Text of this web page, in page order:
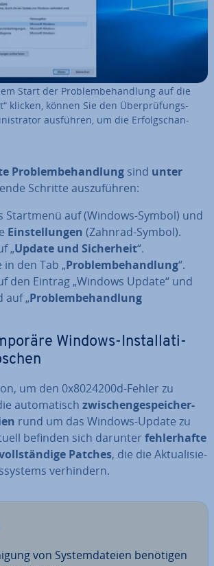
Start der Pro­blem­be­hand­lung auf die
klicken, können Sie den Über­prü­fungs­
ausführen, um die Er­folgs­chan­
Pro­blem­be­hand­lung sind unter
Schritte aus­zu­füh­ren:
Startmenü auf (Windows-Symbol) und
Ein­stel­lun­gen (Zahnrad-Symbol).
„Update und Si­cher­heit“.
in den Tab „Pro­blem­be­hand­lung“.
den Eintrag „Windows Update“ und
auf „Pro­blem­be­hand­lung
Windows-In­stal­la­ti­
um den 0x8024200d-Fehler zu
au­to­ma­tisch zwi­schen­ge­spei­cher­
rund um das Windows-Update zu
befinden sich darunter feh­ler­haf­te
Patches, die die Ak­tua­li­sie­
ver­hin­dern.
von Sys­tem­da­tei­en benötigen